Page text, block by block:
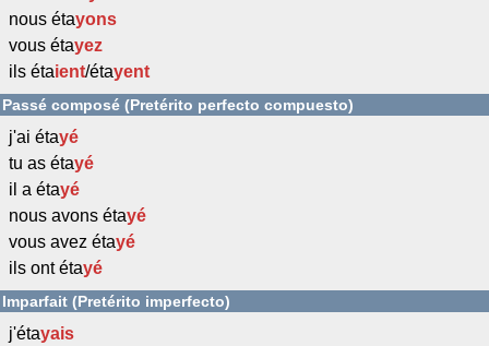
nous étayons
vous étayez
ils étaient/étayent
Passé composé (Pretérito perfecto compuesto)
j'ai étayé
tu as étayé
il a étayé
nous avons étayé
vous avez étayé
ils ont étayé
Imparfait (Pretérito imperfecto)
j'étayais